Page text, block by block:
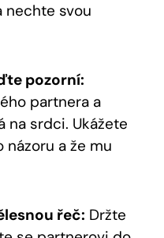
nechte svou
pozorní:
partnera a
na srdci. Ukážete
názoru a že mu
řeč: Držte